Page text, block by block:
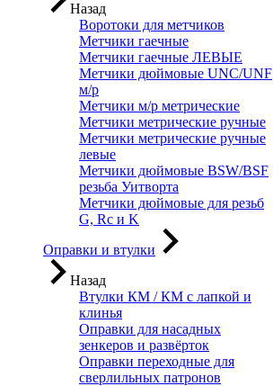
Назад
Воротоки для метчиков
Метчики гаечные
Метчики гаечные ЛЕВЫЕ
Метчики дюймовые UNC/UNF
м/р
Метчики м/р метрические
Метчики метрические ручные
Метчики метрические ручные
левые
Метчики дюймовые BSW/BSF
резьба Уитворта
Метчики дюймовые для резьб
G, Rc и K
Оправки и втулки
Назад
Втулки КМ / КМ с лапкой и
клинья
Оправки для насадных
зенкеров и развёрток
Оправки переходные для
сверлильных патронов